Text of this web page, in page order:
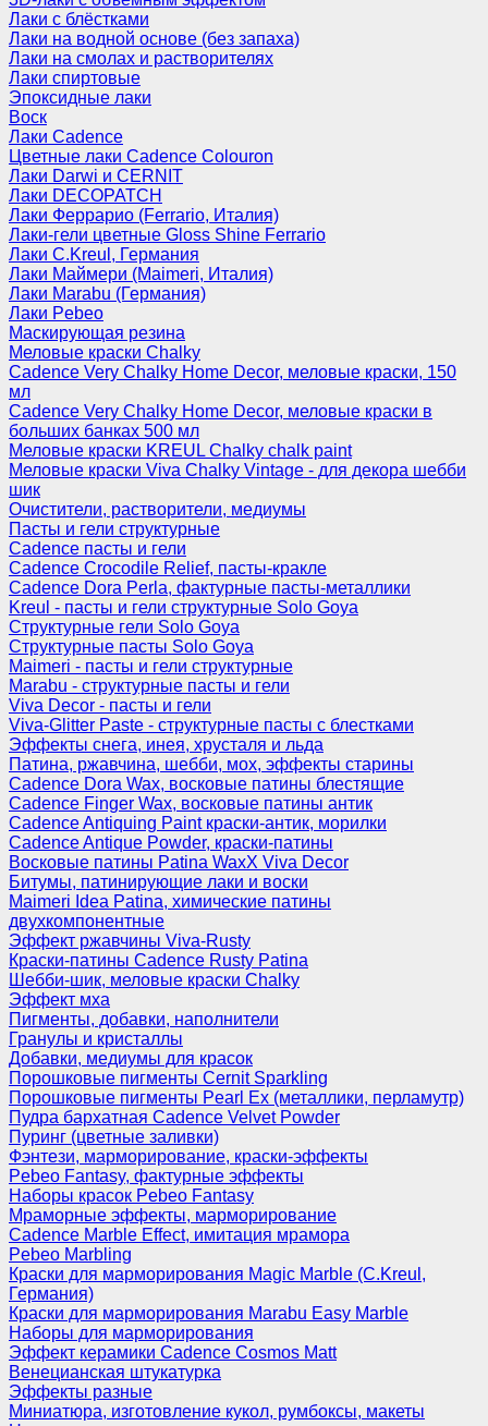
Лаки с блёстками
Лаки на водной основе (без запаха)
Лаки на смолах и растворителях
Лаки спиртовые
Эпоксидные лаки
Воск
Лаки Cadence
Цветные лаки Cadence Colouron
Лаки Darwi и CERNIT
Лаки DECOPATCH
Лаки Феррарио (Ferrario, Италия)
Лаки-гели цветные Gloss Shine Ferrario
Лаки C.Kreul, Германия
Лаки Маймери (Maimeri, Италия)
Лаки Marabu (Германия)
Лаки Pebeo
Маскирующая резина
Меловые краски Chalky
Cadence Very Chalky Home Decor, меловые краски, 150
мл
Cadence Very Chalky Home Decor, меловые краски в
больших банках 500 мл
Меловые краски KREUL Chalky chalk paint
Меловые краски Viva Chalky Vintage - для декора шебби
шик
Очистители, растворители, медиумы
Пасты и гели структурные
Cadence пасты и гели
Cadence Crocodile Relief, пасты-кракле
Cadence Dora Perla, фактурные пасты-металлики
Kreul - пасты и гели структурные Solo Goya
Структурные гели Solo Goya
Структурные пасты Solo Goya
Maimeri - пасты и гели структурные
Marabu - структурные пасты и гели
Viva Decor - пасты и гели
Viva-Glitter Paste - структурные пасты с блестками
Эффекты снега, инея, хрусталя и льда
Патина, ржавчина, шебби, мох, эффекты старины
Cadence Dora Wax, восковые патины блестящие
Cadence Finger Wax, восковые патины антик
Сadence Antiquing Paint краски-антик, морилки
Cadence Antique Powder, краски-патины
Восковые патины Patina WaxX Viva Decor
Битумы, патинирующие лаки и воски
Maimeri Idea Patina, химические патины
двухкомпонентные
Эффект ржавчины Viva-Rusty
Краски-патины Cadence Rusty Patina
Шебби-шик, меловые краски Chalky
Эффект мха
Пигменты, добавки, наполнители
Гранулы и кристаллы
Добавки, медиумы для красок
Порошковые пигменты Cernit Sparkling
Порошковые пигменты Pearl Ex (металлики, перламутр)
Пудра бархатная Cadence Velvet Powder
Пуринг (цветные заливки)
Фэнтези, марморирование, краски-эффекты
Pebeo Fantasy, фактурные эффекты
Наборы красок Pebeo Fantasy
Мраморные эффекты, марморирование
Cadence Marble Effect, имитация мрамора
Pebeo Marbling
Краски для марморирования Magic Marble (C.Kreul,
Германия)
Краски для марморирования Marabu Easy Marble
Наборы для марморирования
Эффект керамики Cadence Cosmos Matt
Венецианская штукатурка
Эффекты разные
Миниатюра, изготовление кукол, румбоксы, макеты